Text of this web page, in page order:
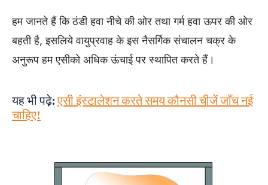
हम जानते हैं कि ठंडी हवा नीचे की ओर तथा गर्म हवा ऊपर की ओर
बहती है, इसलिये वायुप्रवाह के इस नैसर्गिक संचालन चक्र के
अनुरूप हम एसीको अधिक ऊंचाई पर स्थापित करते हैं।
यह भी पढ़े:एसी इंस्टालेशन करते समय कौनसी चीजें जाँच नई
चाहिए!